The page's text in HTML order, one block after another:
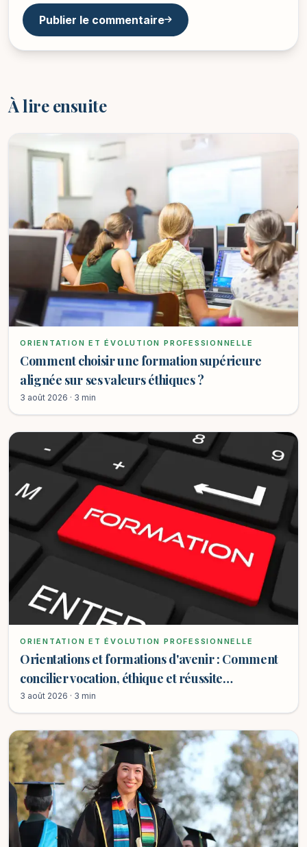
Publier le commentaire
À lire ensuite
ORIENTATION ET ÉVOLUTION PROFESSIONNELLE
Comment choisir une formation supérieure
alignée sur ses valeurs éthiques ?
3 août 2026 · 3 min
ORIENTATION ET ÉVOLUTION PROFESSIONNELLE
Orientations et formations d'avenir : Comment
concilier vocation, éthique et réussite
professionnelle ?
3 août 2026 · 3 min